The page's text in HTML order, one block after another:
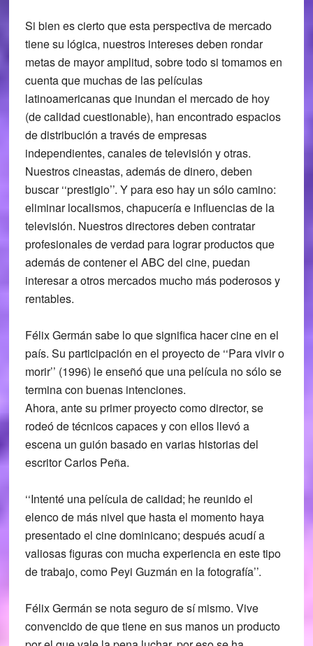
Si bien es cierto que esta perspectiva de mercado
tiene su lógica, nuestros intereses deben rondar
metas de mayor amplitud, sobre todo si tomamos en
cuenta que muchas de las películas
latinoamericanas que inundan el mercado de hoy
(de calidad cuestionable), han encontrado espacios
de distribución a través de empresas
independientes, canales de televisión y otras.
Nuestros cineastas, además de dinero, deben
buscar ‘‘prestigio’’. Y para eso hay un sólo camino:
eliminar localismos, chapucería e influencias de la
televisión. Nuestros directores deben contratar
profesionales de verdad para lograr productos que
además de contener el ABC del cine, puedan
interesar a otros mercados mucho más poderosos y
rentables.
Félix Germán sabe lo que significa hacer cine en el
país. Su participación en el proyecto de ‘‘Para vivir o
morir’’ (1996) le enseñó que una película no sólo se
termina con buenas intenciones.
Ahora, ante su primer proyecto como director, se
rodeó de técnicos capaces y con ellos llevó a
escena un guión basado en varias historias del
escritor Carlos Peña.
‘‘Intenté una película de calidad; he reunido el
elenco de más nivel que hasta el momento haya
presentado el cine dominicano; después acudí a
valiosas figuras con mucha experiencia en este tipo
de trabajo, como Peyi Guzmán en la fotografía’’.
Félix Germán se nota seguro de sí mismo. Vive
convencido de que tiene en sus manos un producto